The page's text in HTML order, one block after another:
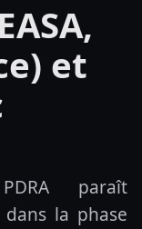
et
paraît
dans la phase